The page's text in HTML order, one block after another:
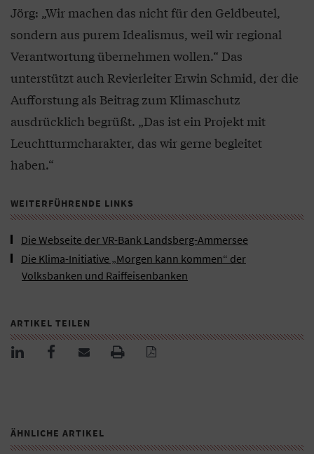
Jörg: „Wir machen das nicht für den Geldbeutel,
sondern aus purem Idealismus, weil wir regional
Verantwortung übernehmen wollen.“ Das
unterstützt auch Revierleiter Erwin Schmid, der die
Aufforstung als Beitrag zum Klimaschutz
ausdrücklich begrüßt. „Das ist ein Projekt mit
Leuchtturmcharakter, das wir gerne begleitet
haben.“
WEITERFÜHRENDE LINKS
Die Webseite der VR-Bank Landsberg-Ammersee
Die Klima-Initiative „Morgen kann kommen“ der
Volksbanken und Raiffeisenbanken
ARTIKEL TEILEN
ÄHNLICHE ARTIKEL